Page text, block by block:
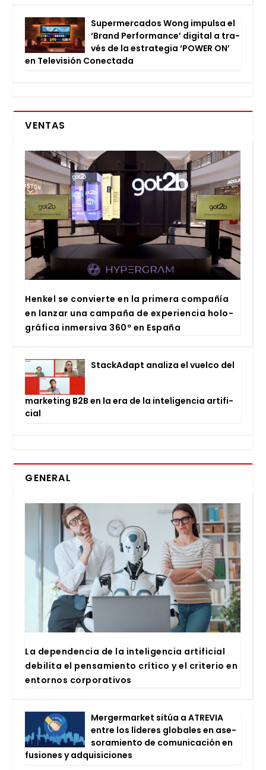
Super­mer­ca­dos Wong impul­sa el
‘Brand Per­for­man­ce’ digi­tal a tra­
vés de la estra­te­gia ‘POWER ON’
en Tele­vi­sión Conec­ta­da
VENTAS
Hen­kel se con­vier­te en la pri­me­ra com­pa­ñía
en lan­zar una cam­pa­ña de expe­rien­cia holo­
grá­fi­ca inmer­si­va 360º en Espa­ña
Stac­kA­dapt ana­li­za el vuel­co del
mar­ke­ting B2B en la era de la inte­li­gen­cia arti­fi­
cial
GENERAL
La depen­den­cia de la inte­li­gen­cia arti­fi­cial
debi­li­ta el pen­sa­mien­to crí­ti­co y el cri­te­rio en
entor­nos cor­po­ra­ti­vos
Mer­ger­mar­ket sitúa a ATRE­VIA
entre los líde­res glo­ba­les en ase­
so­ra­mien­to de comu­ni­ca­ción en
fusio­nes y adqui­si­cio­nes